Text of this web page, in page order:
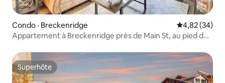
Condo · Breckenridge Note
4,82 (34)
Appartement à Breckenridge près de Main St, au pied des
Superhôte
Superhôte